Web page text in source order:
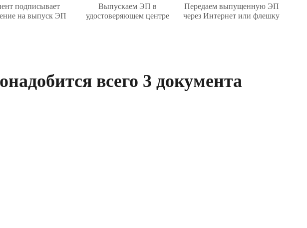
подписывает
на выпуск ЭП
Выпускаем ЭП в
удостоверяющем центре
Передаем выпущенную ЭП
через Интернет или флешку
всего 3 документа